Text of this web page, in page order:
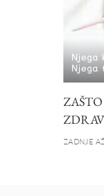
Njega
Njega
ZADNJE